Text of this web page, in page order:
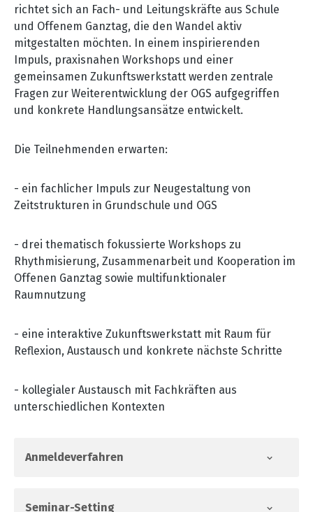
richtet sich an Fach- und Leitungskräfte aus Schule
und Offenem Ganztag, die den Wandel aktiv
mitgestalten möchten. In einem inspirierenden
Impuls, praxisnahen Workshops und einer
gemeinsamen Zukunftswerkstatt werden zentrale
Fragen zur Weiterentwicklung der OGS aufgegriffen
und konkrete Handlungsansätze entwickelt.
Die Teilnehmenden erwarten:
- ein fachlicher Impuls zur Neugestaltung von
Zeitstrukturen in Grundschule und OGS
- drei thematisch fokussierte Workshops zu
Rhythmisierung, Zusammenarbeit und Kooperation im
Offenen Ganztag sowie multifunktionaler
Raumnutzung
- eine interaktive Zukunftswerkstatt mit Raum für
Reflexion, Austausch und konkrete nächste Schritte
- kollegialer Austausch mit Fachkräften aus
unterschiedlichen Kontexten
Anmeldeverfahren
Seminar-Setting